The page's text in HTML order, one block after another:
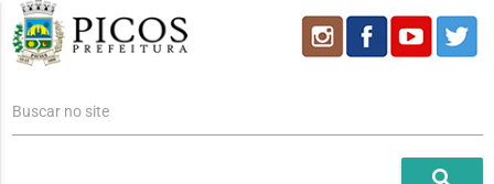
Buscar no site